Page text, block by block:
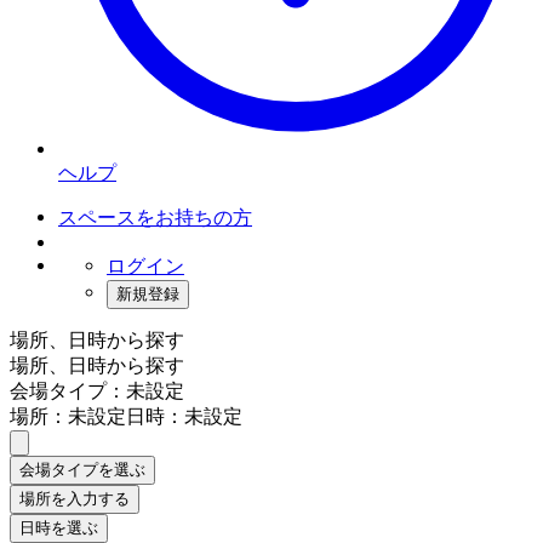
ヘルプ
スペースをお持ちの方
ログイン
新規登録
場所、日時から探す
場所、日時から探す
会場タイプ：未設定
場所：未設定日時：未設定
会場タイプを選ぶ
場所を入力する
日時を選ぶ